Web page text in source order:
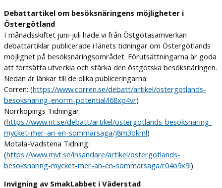
Debattartikel om besöksnäringens möjligheter i
Östergötland
I månadsskiftet juni-juli hade vi från Östgötasamverkan
debattartiklar publicerade i länets tidningar om Östergötlands
möjlighet på besöksnäringsområdet. Förutsättningarna är goda
att fortsätta utveckla och stärka den östgötska besöksnäringen.
Nedan är länkar till de olika publiceringarna:
Corren: (https://www.corren.se/debatt/artikel/ostergotlands-
besoksnaring-enorm-potential/l68xp4vr)
Norrköpings Tidningar:
(https://www.nt.se/debatt/artikel/ostergotlands-besoksnaring-
mycket-mer-an-en-sommarsaga/j8m3okml)
Motala-Vadstena Tidning:
(https://www.mvt.se/insandare/artikel/ostergotlands-
besoksnaring-mycket-mer-an-en-sommarsaga/r04o9x9l)
Invigning av SmakLabbet i Väderstad